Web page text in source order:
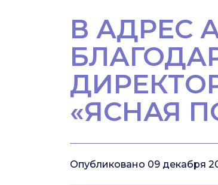
В АДРЕС
«ЯСНАЯ
Опубликовано 09 декабря